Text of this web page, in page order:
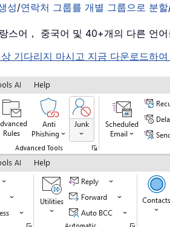
성/연락처 그룹를 개별 그룹으로 분할
어， 중국어 및 40+개의 다른 언어
다리지 마시고 지금 다운로드하여